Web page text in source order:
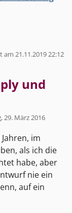
21.11.2019 22:12
und
29. März 2016
im
als ich die
habe, aber
nie ein
auf ein